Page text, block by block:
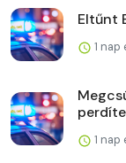
Eltűnt
1
1